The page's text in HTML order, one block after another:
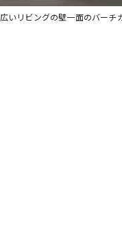
広いリビングの壁一面のバーチ